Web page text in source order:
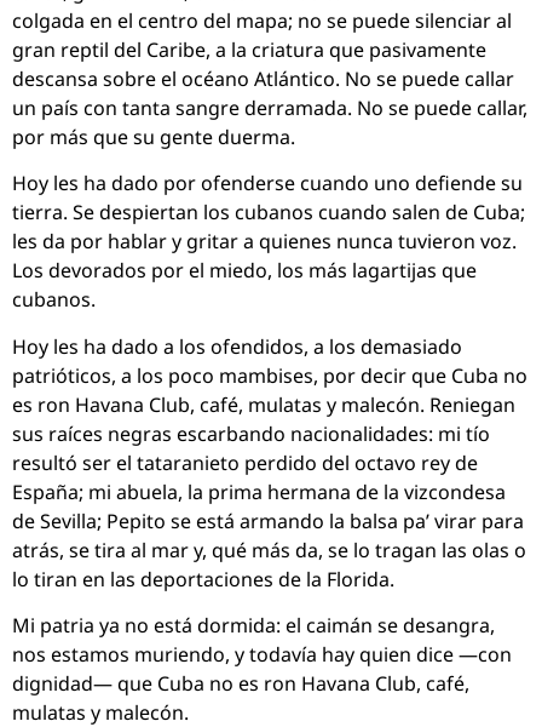
colgada en el centro del mapa; no se puede silenciar al
gran reptil del Caribe, a la criatura que pasivamente
descansa sobre el océano Atlántico. No se puede callar
un país con tanta sangre derramada. No se puede callar,
por más que su gente duerma.
Hoy les ha dado por ofenderse cuando uno defiende su
tierra. Se despiertan los cubanos cuando salen de Cuba;
les da por hablar y gritar a quienes nunca tuvieron voz.
Los devorados por el miedo, los más lagartijas que
cubanos.
Hoy les ha dado a los ofendidos, a los demasiado
patrióticos, a los poco mambises, por decir que Cuba no
es ron Havana Club, café, mulatas y malecón. Reniegan
sus raíces negras escarbando nacionalidades: mi tío
resultó ser el tataranieto perdido del octavo rey de
España; mi abuela, la prima hermana de la vizcondesa
de Sevilla; Pepito se está armando la balsa pa’ virar para
atrás, se tira al mar y, qué más da, se lo tragan las olas o
lo tiran en las deportaciones de la Florida.
Mi patria ya no está dormida: el caimán se desangra,
nos estamos muriendo, y todavía hay quien dice —con
dignidad— que Cuba no es ron Havana Club, café,
mulatas y malecón.